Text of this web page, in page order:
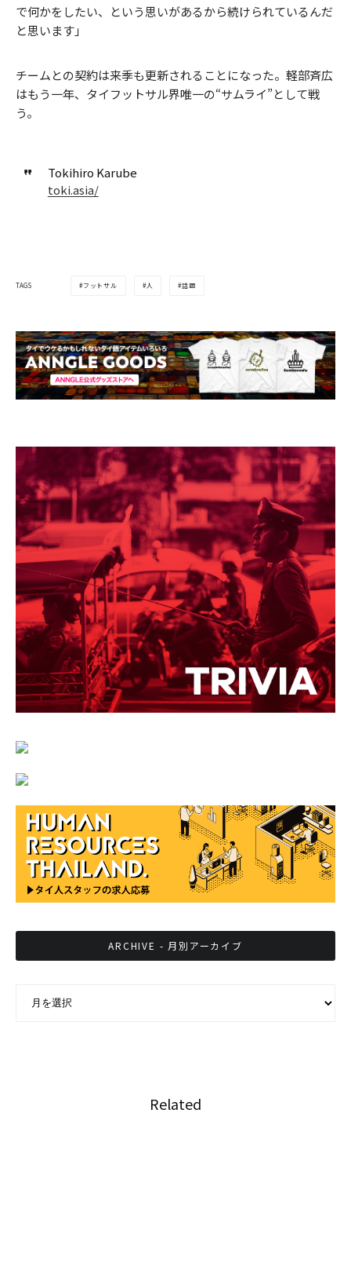
で何かをしたい、という思いがあるから続けられているんだ
と思います」
チームとの契約は来季も更新されることになった。軽部斉広
はもう一年、タイフットサル界唯一の“サムライ”として戦
う。
Tokihiro Karube
toki.asia/
TAGS フットサル 人 話題
ARCHIVE - 月別アーカイブ
Related